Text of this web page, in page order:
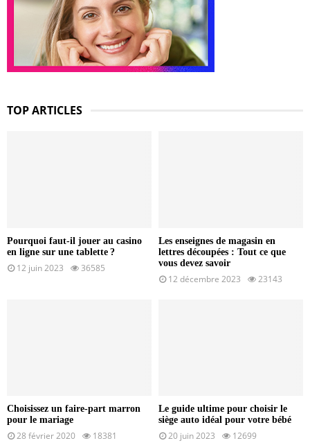
TOP ARTICLES
Pourquoi faut-il jouer au casino
en ligne sur une tablette ?
12 juin 2023 36585
Les enseignes de magasin en
lettres découpées : Tout ce que
vous devez savoir
12 décembre 2023 23143
Choisissez un faire-part marron
pour le mariage
28 février 2020 18381
Le guide ultime pour choisir le
siège auto idéal pour votre bébé
20 juin 2023 12699